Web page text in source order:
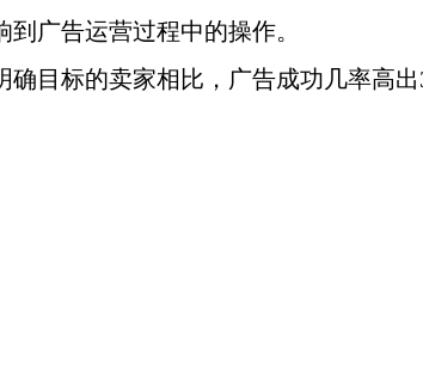
广告运营过程中的操作。
目标的卖家相比，广告成功几率高出